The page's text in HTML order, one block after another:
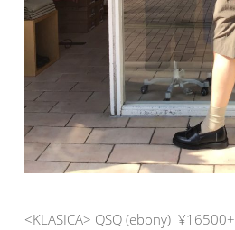
<KLASICA> QSQ (ebony)